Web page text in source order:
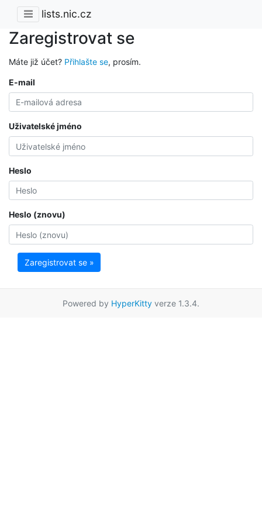
lists.nic.cz
Zaregistrovat se
Máte již účet? Přihlašte se, prosím.
E-mail
Uživatelské jméno
Heslo
Heslo (znovu)
Zaregistrovat se »
Powered by HyperKitty verze 1.3.4.